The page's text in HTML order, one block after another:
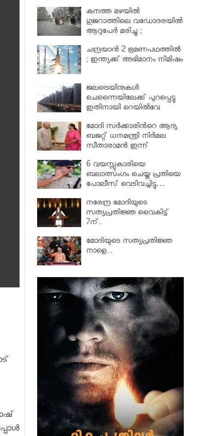
കനത്ത മഴയില്‍
ഗുജറാത്തിലെ വഡോദരയില്‍
ആറുപേര്‍ മരിച്ചു ;
ചന്ദ്രയാന്‍ 2 ഭ്രമണപഥത്തിൽ
; ഇന്ത്യക്ക് അഭിമാനം നിമിഷം
ജലട്രെയിനുകള്‍
ചെന്നൈയിലേക്ക് പുറപ്പെട്ടു
ഇതിനായി റെയില്‍വേ
രൂപ
മോദി സര്‍ക്കാരിന്‍റെ ആദ്യ
ബജറ്റ് ധനമന്ത്രി നിര്‍മല
സീതാരാമന്‍ ഇന്ന്
6 വയസ്സുകാരിയെ
ബലാത്സംഗം ചെയ്ത പ്രതിയെ
പോലീസ് വെടിവച്ചിട്ടു…
നരേന്ദ്ര മോദിയുടെ
സത്യപ്രതിജ്ഞ വൈകിട്ട്
7ന്..
മോദിയുടെ സത്യപ്രതിജ്ഞ
നാളെ...